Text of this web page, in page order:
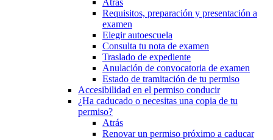
Atrás
Requisitos, preparación y presentación a
examen
Elegir autoescuela
Consulta tu nota de examen
Traslado de expediente
Anulación de convocatoria de examen
Estado de tramitación de tu permiso
Accesibilidad en el permiso conducir
¿Ha caducado o necesitas una copia de tu
permiso?
Atrás
Renovar un permiso próximo a caducar